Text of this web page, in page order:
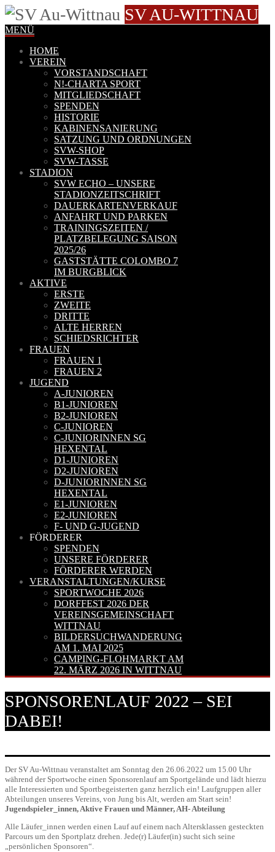
SV AU-WITTNAU
MENÜ
HOME
VEREIN
VORSTANDSCHAFT
N!-CHARTA SPORT
MITGLIEDSCHAFT
SPENDEN
HISTORIE
KABINENSANIERUNG
SATZUNG UND ORDNUNGEN
SVW-SHOP
SVW-TASSE
STADION
SVW ECHO – UNSERE
STADIONZEITSCHRIFT
DAUERKARTENVERKAUF
ANFAHRT UND PARKEN
TRAININGSZEITEN /
PLATZBELEGUNG SAISON
2025/26
GASTSTÄTTE COLOMBO 7
IM BURGBLICK
AKTIVE
ERSTE
ZWEITE
DRITTE
ALTE HERREN
SCHIEDSRICHTER
FRAUEN
FRAUEN 1
FRAUEN 2
JUGEND
A-JUNIOREN
B1-JUNIOREN
B2-JUNIOREN
C-JUNIOREN
C-JUNIORINNEN SG
HEXENTAL
D1-JUNIOREN
D2-JUNIOREN
D-JUNIORINNEN SG
HEXENTAL
E1-JUNIOREN
E2-JUNIOREN
F- UND G-JUGEND
FÖRDERER
SPENDEN
UNSERE FÖRDERER
FÖRDERER WERDEN
VERANSTALTUNGEN/KURSE
SPORTWOCHE 2026
DORFFEST 2026 DER
VEREINSGEMEINSCHAFT
WITTNAU
BILDERSUCHWANDERUNG
AM 1. MAI 2025
CAMPING-FLOHMARKT AM
22. MÄRZ 2026 IN WITTNAU
SPONSORENLAUF 2022 – SEI
DABEI!
Der SV Au-Wittnau veranstaltet am Sonntag den 26.06.2022 um 15.00 Uhr
während der Sportwoche einen Sponsorenlauf am Sportgelände und lädt hierzu
alle Interessierten und Sportbegeisterten ganz herzlich ein! Laufgruppen aller
Abteilungen unseres Vereins, von Jung bis Alt, werden am Start sein!
Jugendspieler_innen, Aktive Frauen und Männer, AH- Abteilung
Alle Läufer_innen werden einen Lauf auf einem nach Altersklassen gesteckten
Parcours um den Sportplatz drehen. Jede(r) Läufer(in) sucht sich seine
„persönlichen Sponsoren“.